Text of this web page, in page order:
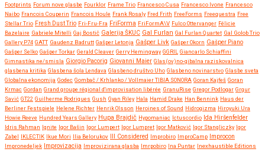
Footprints Forum nove glasbe Fourklor Frame Trio Francesco Cusa Francesco Ivone Francesco
Naibo Francois Couperin Francois Houle Frank Rosaly Fred Frith FreeForms Freequestra Free
Stellar Trio Fresh Dust Trio Fri-Fru-Fra FriForma FriFormA\V Fulco Ottervanger Félicie
Bazelaire Gabriele Mitelli Gaj Bostič Galerija ŠKUC Gal Furlan Gal Furlan Quartet Gal Golob Trio
Gallery P74 GATT Gaudenz Badrutt Gašper Letonja Gašper Livk Gašper Okorn Gašper Piano
Gašper Selko Gašper Torkar Gerald Cleaver Gerry Hemingway GGRIL Giancarlo Schiaffini
Gimnastika ne/smisla Giorgio Pacorig Giovanni Maier Glas(ov)no-gibalna raziskovalnica
glasbena kritika Glasbena šola Lendava Glasbeno društvo Uho Glasbeno novinarstvo Glasbe sveta
Globalna ekonomija Godec Gombač / Krhlanko / Vollmaier TIBIA SONORA Goran Kajfeš Goran
Krmac Gordan Grand groupe régional d'improvisation libérée GranuRise Gregor Podlogar Grgur
Savić GT22 Guilherme Rodrigues Gush Gyan Riley Hala Hamid Drake Han Bennink Haus der
Berliner Festspiele Helene Richter Henrik Olsson Heroines of Sound Hidrogizma Hiroyuki Ura
Howie Reeve Hundred Years Gallery Hupa Brajdič Hypomaniac Ictuscordio Ida Hiršenfelder
Idris Rahman Ignite Igor Bašin Igor Lumpert Igor Lumpret Igor Matković Igor Stangliczky Igor
Zabel IKLECTIK Ikue Mori Ilia Belorukov Ill Considered Improbiro ImproCamp
Improcon
Impronedeljek Improvizacija Improvizirana glasba Imrpobiro Ina Puntar Inexhaustible Editions